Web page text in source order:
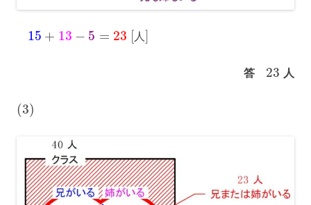
15 + 13 − 5 = 23 [ 人 ]
答 23 人
(3)